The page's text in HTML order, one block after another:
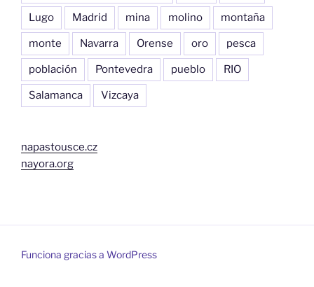
Lugo Madrid mina molino montaña
monte Navarra Orense oro pesca
población Pontevedra pueblo RIO
Salamanca Vizcaya
napastousce.cz
nayora.org
Funciona gracias a WordPress